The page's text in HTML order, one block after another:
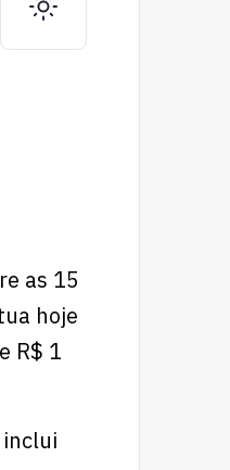
as 15
hoje
R$ 1
inclui